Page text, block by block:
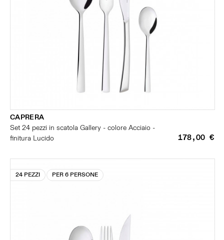
CAPRERA
Set 24 pezzi in scatola Gallery - colore Acciaio -
finitura Lucido
178,00 €
24 PEZZI PER 6 PERSONE